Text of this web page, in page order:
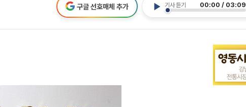
기사 듣기 00:00 / 03:09
구글 선호매체 추가